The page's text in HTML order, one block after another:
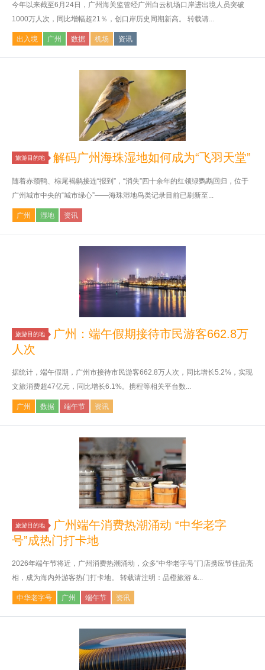
今年以来截至6月24日，广州海关监管经广州白云机场口岸进出境人员突破
1000万人次，同比增幅超21％，创口岸历史同期新高。 转载请...
出入境 广州 数据 机场 资讯
旅游目的地 解码广州海珠湿地如何成为“飞羽天堂”
随着赤颈鸭、棕尾褐鹟接连“报到”，“消失”四十余年的红领绿鹦鹉回归，位于
广州城市中央的“城市绿心”——海珠湿地鸟类记录目前已刷新至...
广州 湿地 资讯
旅游目的地
广州：端午假期接待市民游客662.8万
人次
据统计，端午假期，广州市接待市民游客662.8万人次，同比增长5.2%，实现
文旅消费超47亿元，同比增长6.1%。携程等相关平台数...
广州 数据 端午节 资讯
旅游目的地
广州端午消费热潮涌动 “中华老字
号”成热门打卡地
2026年端午节将近，广州消费热潮涌动，众多“中华老字号”门店携应节佳品亮
相，成为海内外游客热门打卡地。 转载请注明：品橙旅游 &...
中华老字号 广州 端午节 资讯